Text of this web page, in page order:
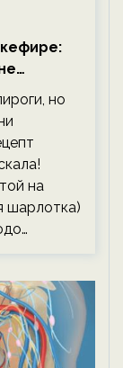
но
на
шарлотка)